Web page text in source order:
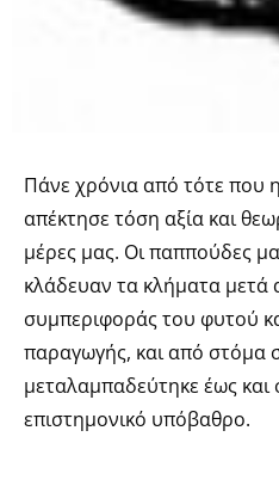
Πάνε χρόνια από τότε που
απέκτησε τόση αξία και
μέρες μας. Οι παππούδες
κλάδευαν τα κλήματα
συμπεριφοράς του φυτού
παραγωγής, και από στόμα
μεταλαμπαδεύτηκε έως
επιστημονικό υπόβαθρο.